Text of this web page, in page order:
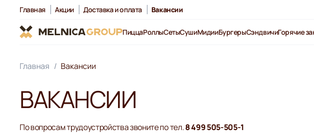
Главная Акции Доставка и оплата Вакансии
ПиццаРоллыСетыСушиМидииБургерыСэндвичиГорячие
Главная Вакансии
ВАКАНСИИ
По вопросам трудоустройства звоните по тел.8 499 505-505-1